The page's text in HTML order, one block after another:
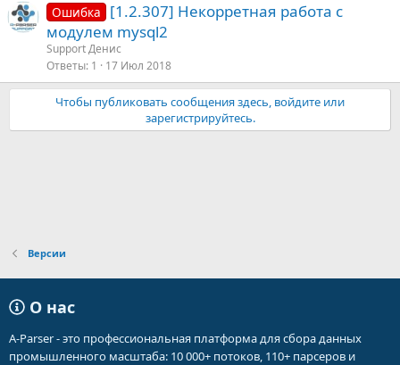
Ошибка
[1.2.307] Некорретная работа с
модулем mysql2
Support Денис
Ответы 1 17 Июл 2018
Чтобы публиковать сообщения здесь, войдите или
зарегистрируйтесь.
Версии
О нас
A-Parser - это профессиональная платформа для сбора данных
промышленного масштаба: 10 000+ потоков, 110+ парсеров и